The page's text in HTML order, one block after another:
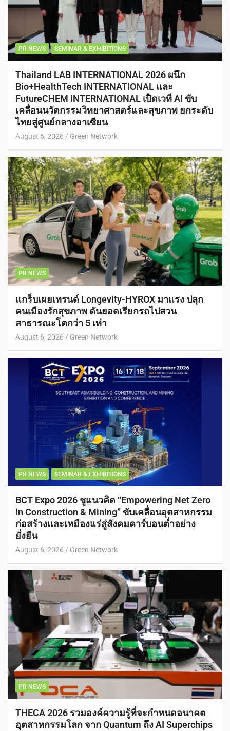
PR NEWS SEMINAR & EXHIBITIONS
Thailand LAB INTERNATIONAL 2026 ผนึก
Bio+HealthTech INTERNATIONAL และ
FutureCHEM INTERNATIONAL เปิดเวที AI ขับ
เคลื่อนนวัตกรรมวิทยาศาสตร์และสุขภาพ ยกระดับ
ไทยสู่ศูนย์กลางอาเซียน
August 6, 2026 Green Network
PR NEWS
แกร็บเผยเทรนด์ Longevity-HYROX มาแรง ปลุก
คนเมืองรักสุขภาพ ดันยอดเรียกรถไปสวน
สาธารณะโตกว่า 5 เท่า
August 6, 2026 Green Network
PR NEWS SEMINAR & EXHIBITIONS
BCT Expo 2026 ชูแนวคิด “Empowering Net Zero
in Construction & Mining” ขับเคลื่อนอุตสาหกรรม
ก่อสร้างและเหมืองแร่สู่สังคมคาร์บอนต่ำอย่าง
ยั่งยืน
August 6, 2026 Green Network
PR NEWS
THECA 2026 รวมองค์ความรู้ที่จะกำหนดอนาคต
อุตสาหกรรมโลก จาก Quantum ถึง AI Superchips